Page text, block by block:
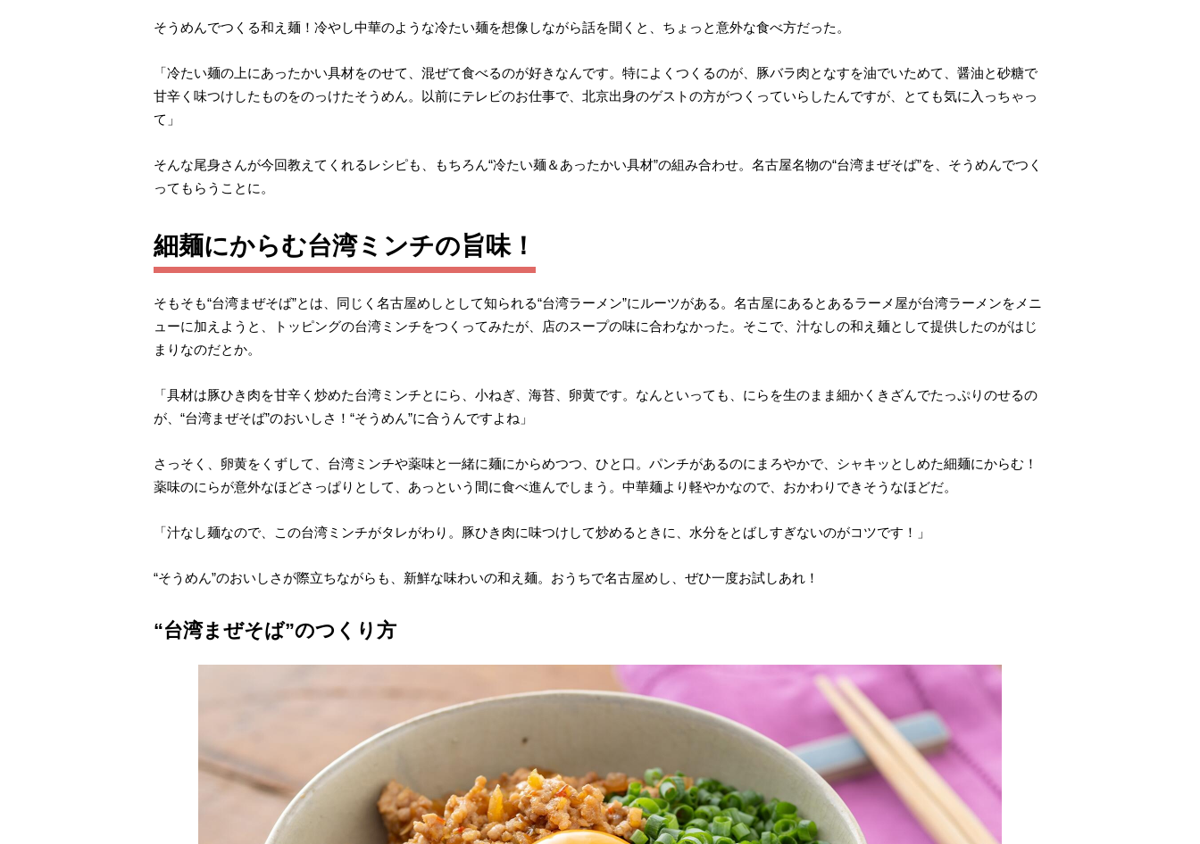
そうめんでつくる和え麺！冷やし中華のような冷たい麺を想像しながら話を聞くと、ちょっと意外な食べ方だった。
「冷たい麺の上にあったかい具材をのせて、混ぜて食べるのが好きなんです。特によくつくるのが、豚バラ肉となすを油でいためて、醤油と砂糖で
甘辛く味つけしたものをのっけたそうめん。以前にテレビのお仕事で、北京出身のゲストの方がつくっていらしたんですが、とても気に入っちゃっ
て」
そんな尾身さんが今回教えてくれるレシピも、もちろん“冷たい麺＆あったかい具材”の組み合わせ。名古屋名物の“台湾まぜそば”を、そうめんでつく
ってもらうことに。
細麺にからむ台湾ミンチの旨味！
そもそも“台湾まぜそば”とは、同じく名古屋めしとして知られる“台湾ラーメン”にルーツがある。名古屋にあるとあるラーメ屋が台湾ラーメンをメニ
ューに加えようと、トッピングの台湾ミンチをつくってみたが、店のスープの味に合わなかった。そこで、汁なしの和え麺として提供したのがはじ
まりなのだとか。
「具材は豚ひき肉を甘辛く炒めた台湾ミンチとにら、小ねぎ、海苔、卵黄です。なんといっても、にらを生のまま細かくきざんでたっぷりのせるの
が、“台湾まぜそば”のおいしさ！“そうめん”に合うんですよね」
さっそく、卵黄をくずして、台湾ミンチや薬味と一緒に麺にからめつつ、ひと口。パンチがあるのにまろやかで、シャキッとしめた細麺にからむ！
薬味のにらが意外なほどさっぱりとして、あっという間に食べ進んでしまう。中華麺より軽やかなので、おかわりできそうなほどだ。
「汁なし麺なので、この台湾ミンチがタレがわり。豚ひき肉に味つけして炒めるときに、水分をとばしすぎないのがコツです！」
“そうめん”のおいしさが際立ちながらも、新鮮な味わいの和え麺。おうちで名古屋めし、ぜひ一度お試しあれ！
“台湾まぜそば”のつくり方